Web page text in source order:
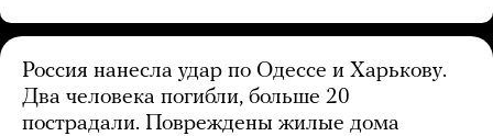
Россия нанесла удар по Одессе и Харькову.
Два человека погибли, больше 20
пострадали. Повреждены жилые дома